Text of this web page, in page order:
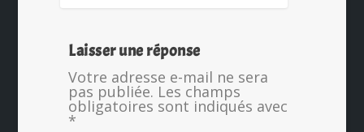
Laisser une réponse
Votre adresse e-mail ne sera
pas publiée. Les champs
obligatoires sont indiqués avec
*